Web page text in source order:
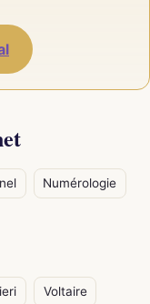
Numérologie
Voltaire